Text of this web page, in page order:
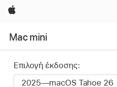
Apple
Mac mini
Επιλογή έκδοσης: